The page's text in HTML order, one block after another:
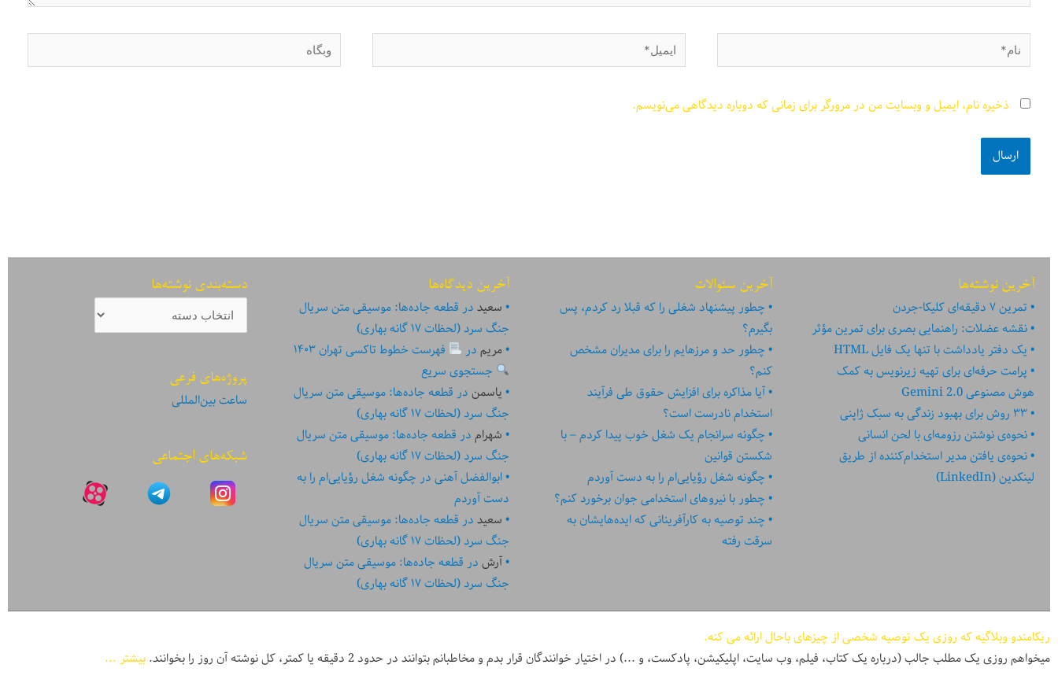
نام* ایمیل* وبگاه
ذخیره نام، ایمیل و وبسایت من در مرورگر برای زمانی که دوباره دیدگاهی می‌نویسم.
آخرین نوشته‌ها
تمرین ۷ دقیقه‌ای کلیکا-جردن
نقشه عضلات: راهنمایی بصری برای تمرین مؤثر
یک دفتر یادداشت با تنها یک فایل HTML
پرامت حرفه‌ای برای تهیه زیرنویس به کمک
هوش مصنوعی Gemini 2.0
۳۳ روش برای بهبود زندگی به سبک ژاپنی
نحوه‌ی نوشتن رزومه‌ای با لحن انسانی
نحوه‌ی یافتن مدیر استخدام‌کننده از طریق
لینکدین (LinkedIn)
آخرین سئوالات
چطور پیشنهاد شغلی را که قبلا رد کردم، پس
بگیرم؟
چطور حد و مرزهایم را برای مدیران مشخص
کنم؟
آیا مذاکره برای افزایش حقوق طی فرآیند
استخدام نادرست است؟
چگونه سرانجام یک شغل خوب پیدا کردم – با
شکستن قوانین
چگونه شغل رؤیایی‌ام را به دست آوردم
چطور با نیروهای استخدامی جوان برخورد کنم؟
چند توصیه به کارآفرینانی که ایده‏‏‌‏‏‌هایشان به
سرقت رفته
آخرین دیدگاه‌ها
سعیددرقطعه جاده‌ها: موسیقی متن سریال
جنگ سرد (لحظات ۱۷ گانه بهاری)
مریمدر
فهرست خطوط تاکسی تهران ۱۴۰۳
جستجوی سریع
یاسمندرقطعه جاده‌ها: موسیقی متن سریال
جنگ سرد (لحظات ۱۷ گانه بهاری)
شهرامدرقطعه جاده‌ها: موسیقی متن سریال
جنگ سرد (لحظات ۱۷ گانه بهاری)
ابوالفضل آهنیدرچگونه شغل رؤیایی‌ام را به
دست آوردم
سعیددرقطعه جاده‌ها: موسیقی متن سریال
جنگ سرد (لحظات ۱۷ گانه بهاری)
آرشدرقطعه جاده‌ها: موسیقی متن سریال
جنگ سرد (لحظات ۱۷ گانه بهاری)
دسته‌بندی نوشته‌ها
دسته‌بندی
نوشته‌ها
پروژه‌های فرعی
ساعت بین‌المللی
شبکه‌های اجتماعی
ریکامندو وبلاگیه که روزی یک توصیه شخصی از چیزهای باحال ارائه می کنه.
میخواهم روزی یک مطلب جالب (درباره یک کتاب، فیلم، وب سایت، اپلیکیشن، پادکست، و ...) در اختیار خوانندگان قرار بدم و مخاطبانم بتوانند در حدود 2 دقیقه یا کمتر، کل نوشته آن روز را بخوانند.
بیشتر ...